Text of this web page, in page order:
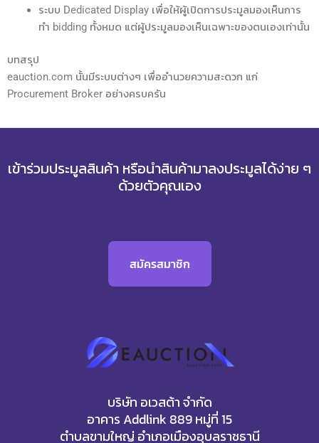
ระบบ Dedicated Display เพื่อให้ผู้เปิดการประมูลมองเห็นการ
ทำ bidding ทั้งหมด แต่ผู้ประมูลมองเห็นเฉพาะของตนเองเท่านั้น
บทสรุป
eauction.com นั้นมีระบบต่างๆ เพื่ออำนวยความสะดวก แก่
Procurement Broker อย่างครบครัน
เข้าร่วมประมูลสินค้า หรือนำสินค้ามาลงประมูลได้ง่าย ๆ
ด้วยตัวคุณเอง
สมัครสมาชิก
บริษัท อเวสต้า จำกัด
อาคาร Addlink 889 หมู่ที่ 15
ตำบลขามใหญ่ อำเภอเมืองอุบลราชธานี